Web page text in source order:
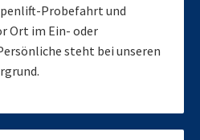
Probefahrt und
Ort im Ein- oder
steht bei unseren